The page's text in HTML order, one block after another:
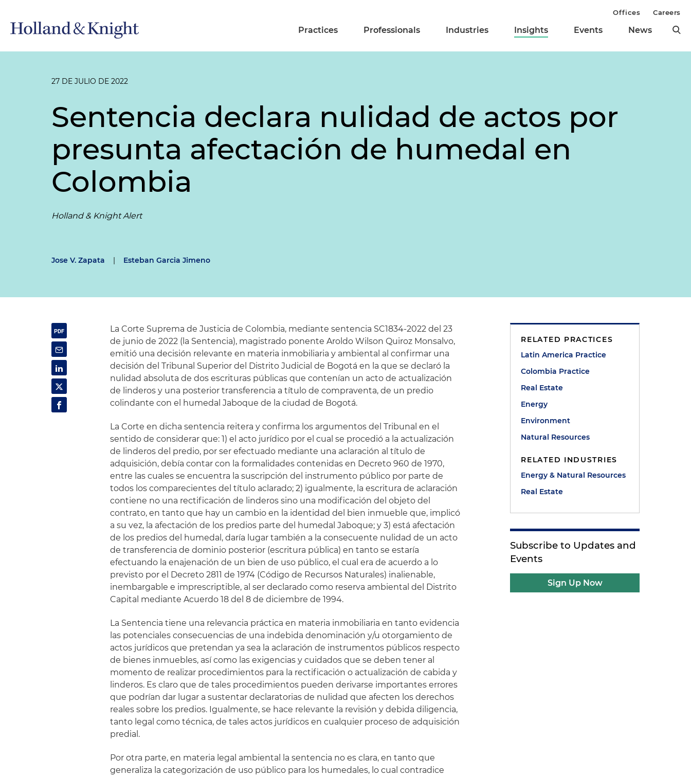
Practices Professionals Industries Insights Events News
Offices Careers
27 DE JULIO DE 2022
Sentencia declara nulidad de actos por
presunta afectación de humedal en
Colombia
Holland & Knight Alert
Jose V. Zapata | Esteban Garcia Jimeno
La Corte Suprema de Justicia de Colombia, mediante sentencia SC1834-2022 del 23
de junio de 2022 (la Sentencia), magistrado ponente Aroldo Wilson Quiroz Monsalvo,
emitió una decisión relevante en materia inmobiliaria y ambiental al confirmar una
decisión del Tribunal Superior del Distrito Judicial de Bogotá en la que se declaró la
nulidad absoluta de dos escrituras públicas que contenían un acto de actualización
de linderos y una posterior transferencia a título de compraventa, de un predio
colindante con el humedal Jaboque de la ciudad de Bogotá.
La Corte en dicha sentencia reitera y confirma los argumentos del Tribunal en el
sentido de considerar que: 1) el acto jurídico por el cual se procedió a la actualización
de linderos del predio, por ser efectuado mediante una aclaración al título de
adquisición, debía contar con la formalidades contenidas en Decreto 960 de 1970,
entre las cuales se encuentra la suscripción del instrumento público por parte de
todos los comparecientes del título aclarado; 2) igualmente, la escritura de aclaración
contiene no una rectificación de linderos sino una modificación del objeto del
contrato, en tanto que hay un cambio en la identidad del bien inmueble que, implicó
a su vez, la afectación de los predios parte del humedal Jaboque; y 3) está afectación
de los predios del humedal, daría lugar también a la consecuente nulidad de un acto
de transferencia de dominio posterior (escritura pública) en tanto se estaría
efectuando la enajenación de un bien de uso público, el cual era de acuerdo a lo
previsto por el Decreto 2811 de 1974 (Código de Recursos Naturales) inalienable,
inembargable e imprescriptible, al ser declarado como reserva ambiental del Distrito
Capital mediante Acuerdo 18 del 8 de diciembre de 1994.
La Sentencia tiene una relevancia práctica en materia inmobiliaria en tanto evidencia
las potenciales consecuencias de una indebida denominación y/u otorgamiento de
actos jurídicos que pretendan ya sea la aclaración de instrumentos públicos respecto
de bienes inmuebles, así como las exigencias y cuidados que se deben tener al
momento de realizar procedimientos para la rectificación o actualización de cabida y
linderos. Es claro que de tales procedimientos pueden derivarse importantes errores
que podrían dar lugar a sustentar declaratorias de nulidad que afecten los derechos
reales sobre los predios. Igualmente, se hace relevante la revisión y debida diligencia,
tanto legal como técnica, de tales actos jurídicos en cualquier proceso de adquisición
predial.
Por otra parte, en materia legal ambiental la sentencia no es clara, en tanto que
generaliza la categorización de uso público para los humedales, lo cual contradice
RELATED PRACTICES
Latin America Practice
Colombia Practice
Real Estate
Energy
Environment
Natural Resources
RELATED INDUSTRIES
Energy & Natural Resources
Real Estate
Subscribe to Updates and
Events
Sign Up Now